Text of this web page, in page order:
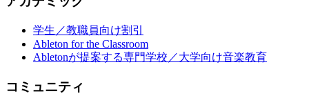
学生／教職員向け割引
Ableton for the Classroom
Abletonが提案する専門学校／大学向け音楽教育
コミュニティ